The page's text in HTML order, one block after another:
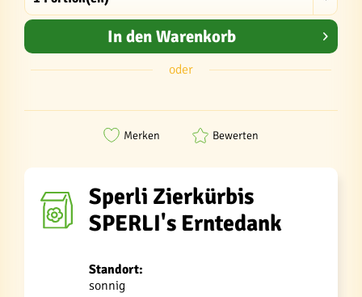
In den Warenkorb
oder
Merken Bewerten
Sperli Zierkürbis
SPERLI's Erntedank
Standort:
sonnig